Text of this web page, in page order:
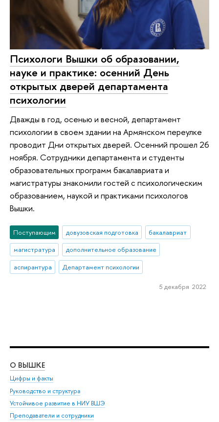
Психологи Вышки об образовании,
науке и практике: осенний День
открытых дверей департамента
психологии
Дважды в год, осенью и весной, департамент
психологии в своем здании на Армянском переулке
проводит Дни открытых дверей. Осенний прошел 26
ноября. Сотрудники департамента и студенты
образовательных программ бакалавриата и
магистратуры знакомили гостей с психологическим
образованием, наукой и практиками психологов
Вышки.
Поступающим довузовская подготовка
бакалавриат
магистратура
дополнительное образование
аспирантура
Департамент психологии
5 декабря 2022
О ВЫШКЕ
Цифры и факты
Руководство и структура
Устойчивое развитие в НИУ ВШЭ
Преподаватели и сотрудники